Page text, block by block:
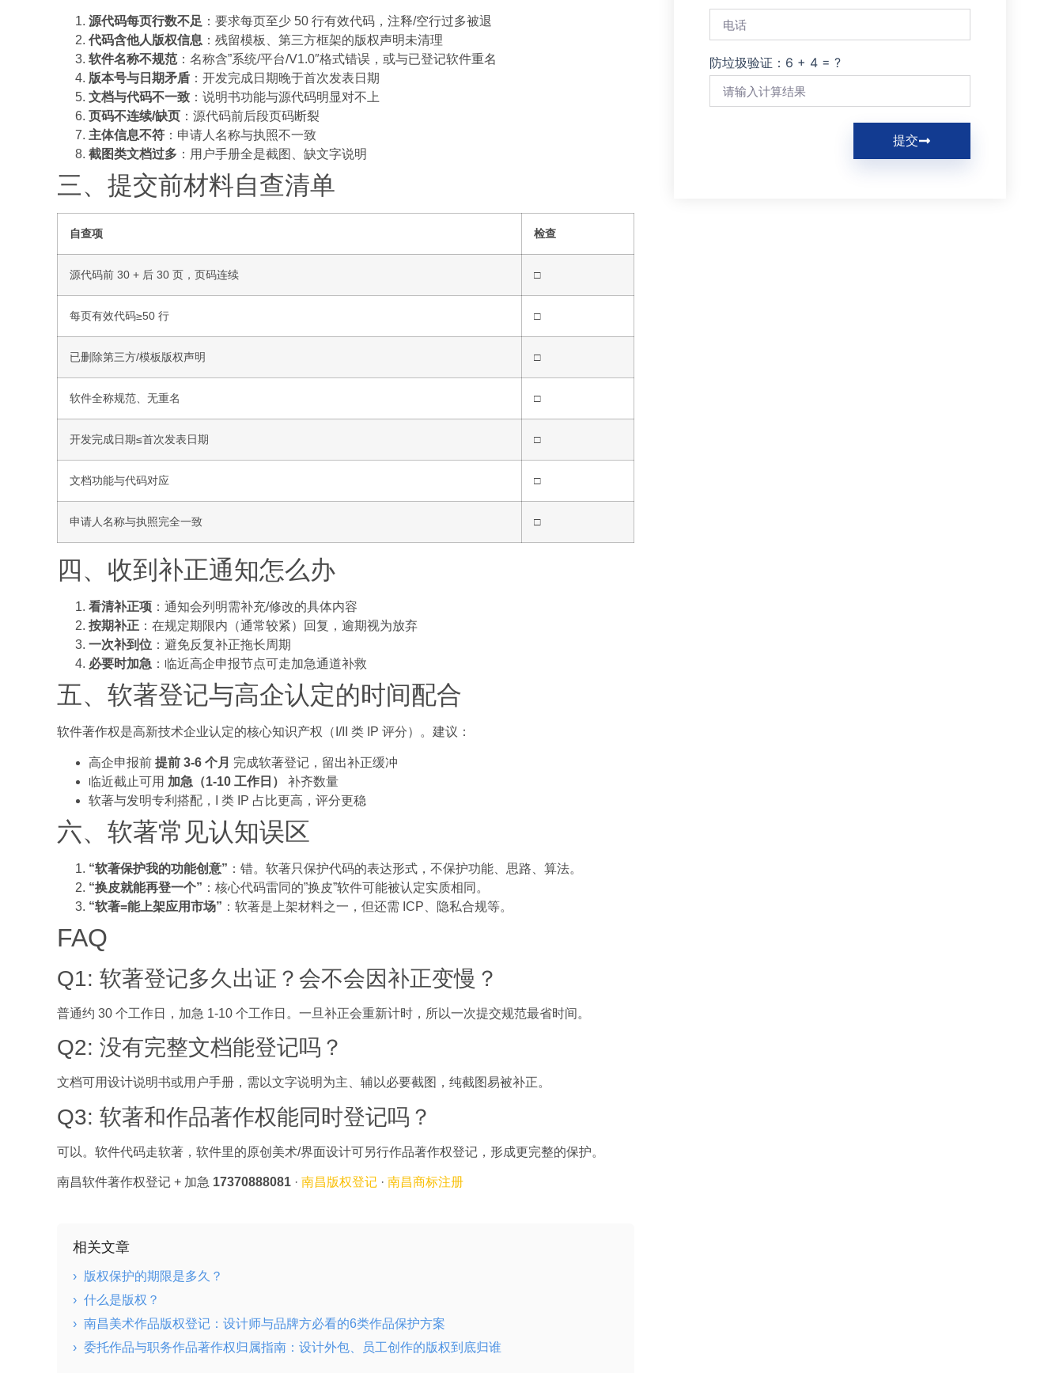
源代码每页行数不足 ：要求每页至少 50 行有效代码，注释/空行过多被退
代码含他人版权信息 ：残留模板、第三方框架的版权声明未清理
软件名称不规范 ：名称含”系统/平台/V1.0″格式错误，或与已登记软件重名
版本号与日期矛盾 ：开发完成日期晚于首次发表日期
文档与代码不一致 ：说明书功能与源代码明显对不上
页码不连续/缺页 ：源代码前后段页码断裂
主体信息不符 ：申请人名称与执照不一致
截图类文档过多 ：用户手册全是截图、缺文字说明
三、提交前材料自查清单
自查项 检查
源代码前 30 + 后 30 页，页码连续 □
每页有效代码≥50 行 □
已删除第三方/模板版权声明 □
软件全称规范、无重名 □
开发完成日期≤首次发表日期 □
文档功能与代码对应 □
申请人名称与执照完全一致 □
四、收到补正通知怎么办
看清补正项 ：通知会列明需补充/修改的具体内容
按期补正 ：在规定期限内（通常较紧）回复，逾期视为放弃
一次补到位 ：避免反复补正拖长周期
必要时加急 ：临近高企申报节点可走加急通道补救
五、软著登记与高企认定的时间配合
软件著作权是高新技术企业认定的核心知识产权（I/II 类 IP 评分）。建议：
高企申报前 提前 3-6 个月 完成软著登记，留出补正缓冲
临近截止可用 加急（1-10 工作日）
补齐数量
软著与发明专利搭配，I 类 IP 占比更高，评分更稳
六、软著常见认知误区
“软著保护我的功能创意” ：错。软著只保护代码的表达形式，不保护功能、思路、算法。
“换皮就能再登一个” ：核心代码雷同的”换皮”软件可能被认定实质相同。
“软著=能上架应用市场” ：软著是上架材料之一，但还需 ICP、隐私合规等。
FAQ
Q1: 软著登记多久出证？会不会因补正变慢？
普通约 30 个工作日，加急 1-10 个工作日。一旦补正会重新计时，所以一次提交规范最省时间。
Q2: 没有完整文档能登记吗？
文档可用设计说明书或用户手册，需以文字说明为主、辅以必要截图，纯截图易被补正。
Q3: 软著和作品著作权能同时登记吗？
可以。软件代码走软著，软件里的原创美术/界面设计可另行作品著作权登记，形成更完整的保护。
南昌软件著作权登记 + 加急 17370888081 · 南昌版权登记 · 南昌商标注册
相关文章
› 版权保护的期限是多久？
› 什么是版权？
› 南昌美术作品版权登记：设计师与品牌方必看的6类作品保护方案
› 委托作品与职务作品著作权归属指南：设计外包、员工创作的版权到底归谁
防垃圾验证：6 + 4 = ?
提交